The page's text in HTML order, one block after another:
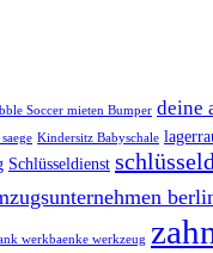
Soccer mieten Bumper deine
Kindersitz Babyschale
Schlüsseldienst
werkbaenke werkzeug